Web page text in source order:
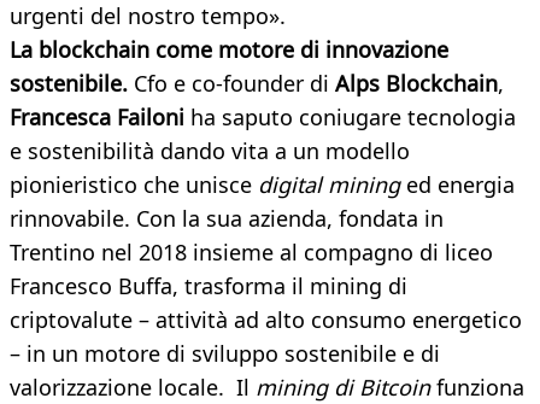
urgenti del nostro tempo».
La blockchain come motore di innovazione
sostenibile. Cfo e co-founder di Alps Blockchain,
Francesca Failoni ha saputo coniugare tecnologia
e sostenibilità dando vita a un modello
pionieristico che unisce digital mininged energia
rinnovabile. Con la sua azienda, fondata in
Trentino nel 2018 insieme al compagno di liceo
Francesco Buffa, trasforma il mining di
criptovalute – attività ad alto consumo energetico
– in un motore di sviluppo sostenibile e di
valorizzazione locale. Il mining di Bitcoinfunziona